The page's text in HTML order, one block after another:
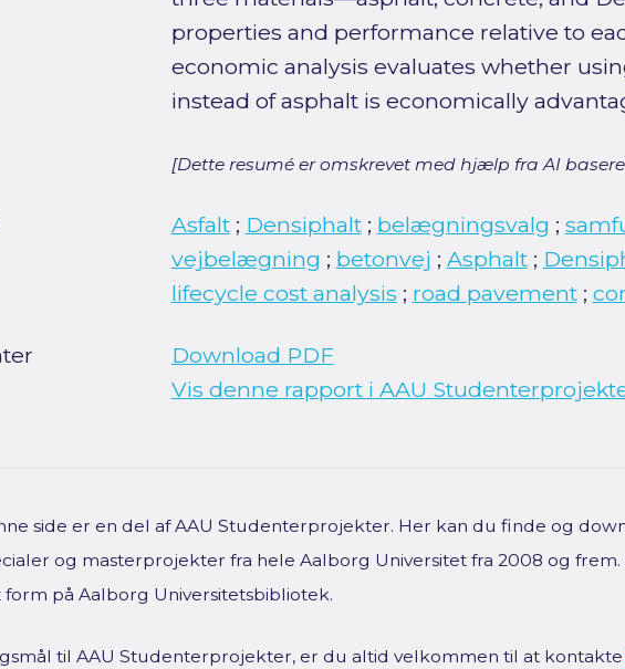
properties and performance relative to
economic analysis evaluates whether
instead of asphalt is economically
[Dette resumé er omskrevet med hjælp fra AI
Asfalt; Densiphalt; belægningsvalg ;
vejbelægning ; betonvej ; Asphalt;
lifecycle cost analysis ; road pavement;
Download PDF
Vis denne rapport i AAU
side er en del af AAU Studenterprojekter. Her kan du finde og
og masterprojekter fra hele Aalborg Universitet fra 2008 og
på Aalborg Universitetsbibliotek.
til AAU Studenterprojekter, er du altid velkommen til at kontakte